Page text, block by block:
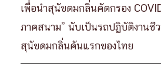
เพื่อนำสุนัขดมกลิ่นคัดกรอง
ภาคสนาม” นับเป็นรถปฏิบัติงานชี
สุนัขดมกลิ่นคันแรกของไทย